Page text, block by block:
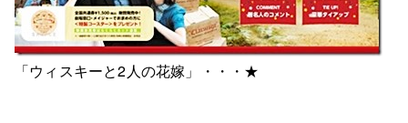
「ウィスキーと2人の花嫁」・・・★